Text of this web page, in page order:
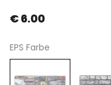
€ 6.00
EPS Farbe